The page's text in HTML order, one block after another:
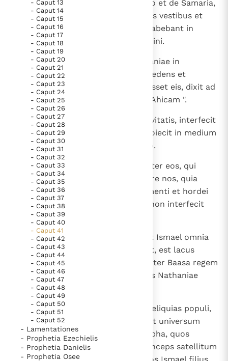
Paus Leo XIV in Pavia: "De stad is zowel een gave als
een taak"
Paus in Pavia: St. Augustinus toont ons de noodzaak om
"naar het innerlijk" toe te keren.
RK Documenten stelt heel veel belangrijke
kerkelijke documenten van de Rooms
Katholieke Kerk in het Nederlands beschikbaar
en is volledig afhankelijk van donaties.
Ik help mee!
- Caput 13
- Caput 14
- Caput 15
- Caput 16
- Caput 17
- Caput 18
- Caput 19
- Caput 20
- Caput 21
- Caput 22
- Caput 23
- Caput 24
- Caput 25
- Caput 26
- Caput 27
- Caput 28
- Caput 29
- Caput 30
- Caput 31
- Caput 32
- Caput 33
- Caput 34
- Caput 35
- Caput 36
- Caput 37
- Caput 38
- Caput 39
- Caput 40
- Caput 41
- Caput 42
- Caput 43
- Caput 44
- Caput 45
- Caput 46
- Caput 47
- Caput 48
- Caput 49
- Caput 50
- Caput 51
- Caput 52
- Lamentationes
- Prophetia Ezechielis
- Prophetia Danielis
- Prophetia Osee
venerunt viri de Sichem et de Silo et de Samaria,
octoginta viri, rasi barba et scissis vestibus et
incisi in cute, et munera et tus habebant in
manu, ut offerrent in domo Domini.
Egressus ergo Ismael filius Nathaniae in
occursum eorum de Maspha, incedens et
plorans ibat. Cum autem occurrisset eis, dixit ad
eos: " Venite ad Godoliam filium Ahicam ".
Qui cum venissent ad medium civitatis, interfecit
eos Ismael filius Nathaniae et proiecit in medium
laci, ipse et viri, qui erant cum eo.
Decem autem viri reperti sunt inter eos, qui
dixerunt ad Ismael: " Noli occidere nos, quia
habemus thesauros in agro, frumenti et hordei
et olei et mellis "; et cessavit et non interfecit
eos cum fratribus suis.
Lacus autem, in quem proiecerat Ismael omnia
cadavera virorum, quos percussit, est lacus
magnus, quem fecit rex Asa propter Baasa regem
Israel; ipsum replevit Ismael filius Nathaniae
occisis.
Et captivas duxit Ismael omnes reliquias populi,
qui erant in Maspha, filias regis et universum
populum, qui remanserat in Maspha, quos
commendaverat Nabuzardan princeps satellitum